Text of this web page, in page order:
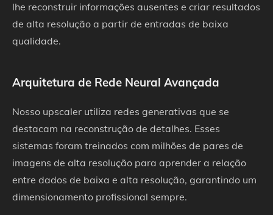
lhe reconstruir informações ausentes e criar resultados
de alta resolução a partir de entradas de baixa
qualidade.
Arquitetura de Rede Neural Avançada
Nosso upscaler utiliza redes generativas que se
destacam na reconstrução de detalhes. Esses
sistemas foram treinados com milhões de pares de
imagens de alta resolução para aprender a relação
entre dados de baixa e alta resolução, garantindo um
dimensionamento profissional sempre.